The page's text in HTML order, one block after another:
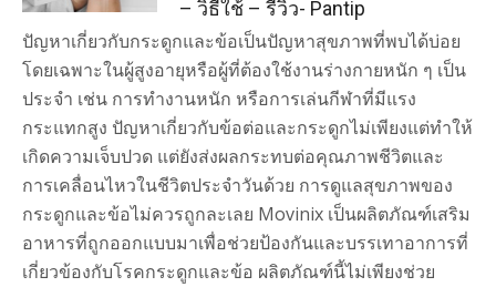
– วิธีใช้ – รีวิว- Pantip
ปัญหาเกี่ยวกับกระดูกและข้อเป็นปัญหาสุขภาพที่พบได้บ่อย
โดยเฉพาะในผู้สูงอายุหรือผู้ที่ต้องใช้งานร่างกายหนัก ๆ เป็น
ประจำ เช่น การทำงานหนัก หรือการเล่นกีฬาที่มีแรง
กระแทกสูง ปัญหาเกี่ยวกับข้อต่อและกระดูกไม่เพียงแต่ทำให้
เกิดความเจ็บปวด แต่ยังส่งผลกระทบต่อคุณภาพชีวิตและ
การเคลื่อนไหวในชีวิตประจำวันด้วย การดูแลสุขภาพของ
กระดูกและข้อไม่ควรถูกละเลย Movinix เป็นผลิตภัณฑ์เสริม
อาหารที่ถูกออกแบบมาเพื่อช่วยป้องกันและบรรเทาอาการที่
เกี่ยวข้องกับโรคกระดูกและข้อ ผลิตภัณฑ์นี้ไม่เพียงช่วย